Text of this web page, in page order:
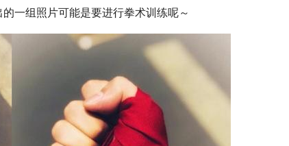
一组照片可能是要进行拳术训练呢～